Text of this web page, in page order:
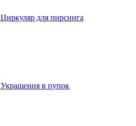
Циркуляр для пирсинга
Украшения в пупок